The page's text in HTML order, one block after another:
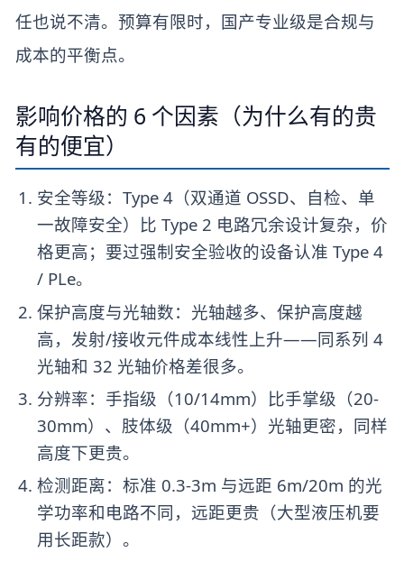
任也说不清。预算有限时，国产专业级是合规与
成本的平衡点。
影响价格的 6 个因素（为什么有的贵
有的便宜）
安全等级：Type 4（双通道 OSSD、自检、单
一故障安全）比 Type 2 电路冗余设计复杂，价
格更高；要过强制安全验收的设备认准 Type 4
/ PLe。
保护高度与光轴数：光轴越多、保护高度越
高，发射/接收元件成本线性上升——同系列 4
光轴和 32 光轴价格差很多。
分辨率：手指级（10/14mm）比手掌级（20-
30mm）、肢体级（40mm+）光轴更密，同样
高度下更贵。
检测距离：标准 0.3-3m 与远距 6m/20m 的光
学功率和电路不同，远距更贵（大型液压机要
用长距款）。